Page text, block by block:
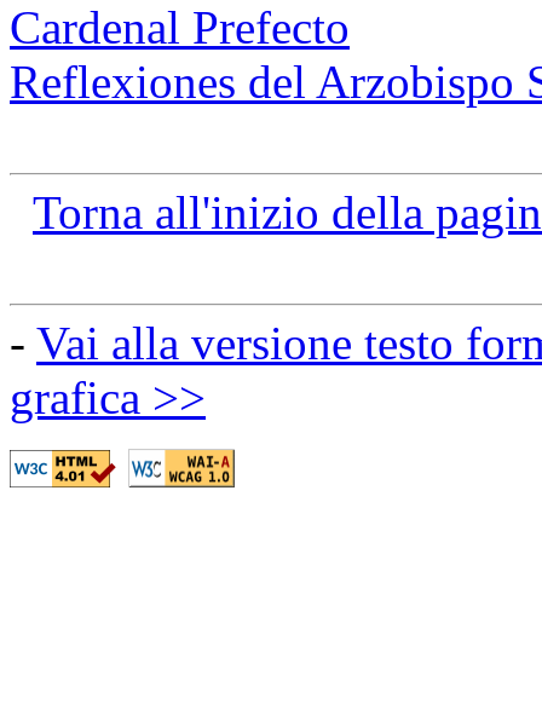
Cardenal Prefecto
Reflexiones del Arzobispo
Torna all'inizio della
- Vai alla versione testo
grafica >>